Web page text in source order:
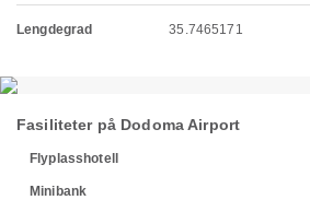
Lengdegrad 35.7465171
Fasiliteter på Dodoma Airport
Flyplasshotell
Minibank